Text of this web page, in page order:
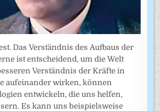
Das Verständnis des Aufbaus der
ist entscheidend, um die Welt
Verständnis der Kräfte in
aufeinander wirken, können
entwickeln, die uns helfen,
Es kann uns beispielsweise